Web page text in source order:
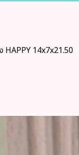
HAPPY 14x7x21.50